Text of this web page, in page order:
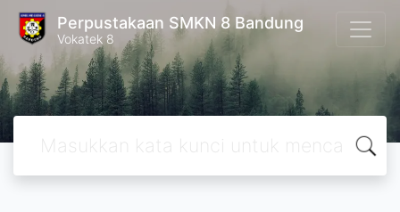
Perpustakaan SMKN 8 Bandung
Vokatek 8